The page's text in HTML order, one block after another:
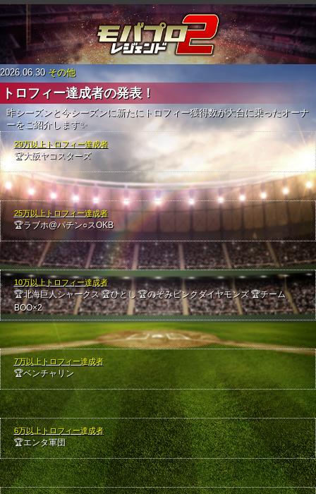
2026.06.30 その他
トロフィー達成者の発表！
昨シーズンと今シーズンに新たにトロフィー獲得数が大台に乗ったオーナ
ーをご紹介します✨
29万以上トロフィー達成者
🏆大阪ヤコスターズ
25万以上トロフィー達成者
🏆ラブホ@パチン○スOKB
10万以上トロフィー達成者
🏆北海巨人シャークス🏆ひとし🏆のぞみピンクダイヤモンズ🏆チーム
BOO×2
7万以上トロフィー達成者
🏆ベンチャリン
6万以上トロフィー達成者
🏆エンタ軍団